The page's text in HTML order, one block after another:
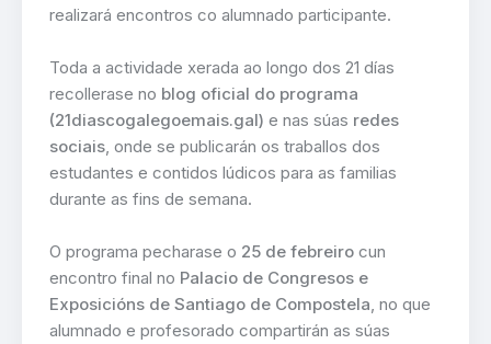
realizará encontros co alumnado participante.
Toda a actividade xerada ao longo dos 21 días
recollerase no blog oficial do programa
(21diascogalegoemais.gal) e nas súas redes
sociais , onde se publicarán os traballos dos
estudantes e contidos lúdicos para as familias
durante as fins de semana.
O programa pecharase o 25 de febreiro cun
encontro final no Palacio de Congresos e
Exposicións de Santiago de Compostela , no que
alumnado e profesorado compartirán as súas